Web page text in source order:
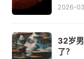
2026-
32岁
了？